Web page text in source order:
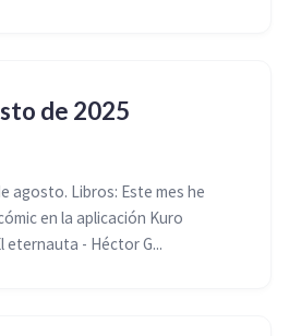
de 2025
agosto. Libros: Este mes he
en la aplicación Kuro
eternauta - Héctor G...